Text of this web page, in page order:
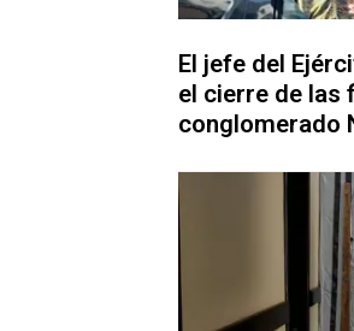
El jefe del
el cierre de las
conglomerado